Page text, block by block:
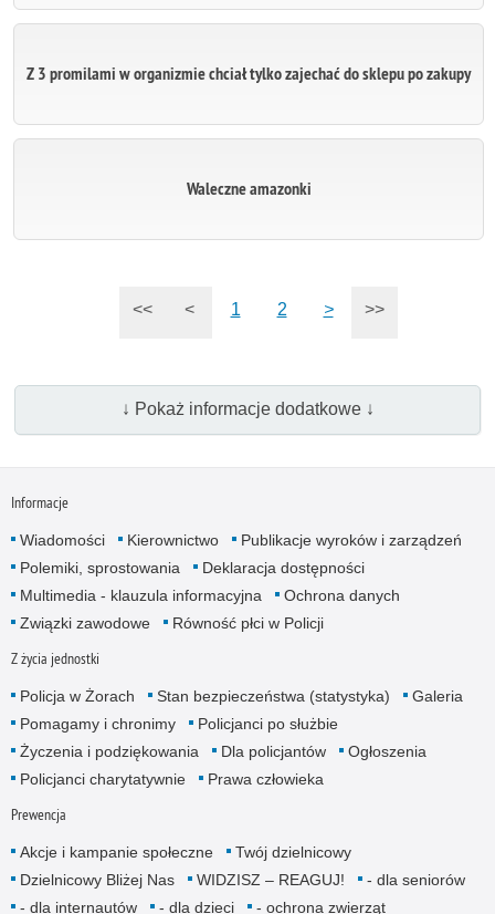
Z 3 promilami w organizmie chciał tylko zajechać do sklepu po zakupy
Waleczne amazonki
<< < 1 2 > >>
↓ Pokaż informacje dodatkowe ↓
Informacje
Wiadomości Kierownictwo
Publikacje wyroków i zarządzeń
Polemiki, sprostowania
Deklaracja dostępności
Multimedia - klauzula informacyjna
Ochrona danych
Związki zawodowe
Równość płci w Policji
Z życia jednostki
Policja w Żorach Stan bezpieczeństwa (statystyka)
Galeria
Pomagamy i chronimy
Policjanci po służbie
Życzenia i podziękowania
Dla policjantów
Ogłoszenia
Policjanci charytatywnie
Prawa człowieka
Prewencja
Akcje i kampanie społeczne
Twój dzielnicowy
Dzielnicowy Bliżej Nas
WIDZISZ – REAGUJ!
- dla senio­rów
- dla internautów
- dla dzieci
- ochrona zwierząt